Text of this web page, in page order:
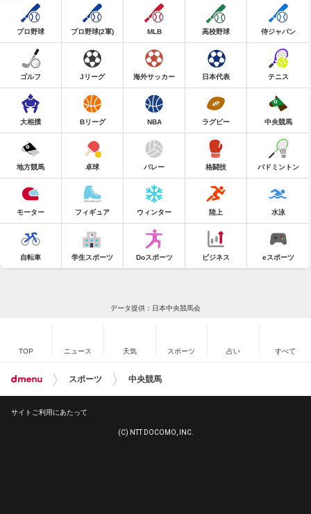
プロ野球 プロ野球(2軍) MLB 高校野球 侍ジャパン
ゴルフ Jリーグ 海外サッカー 日本代表 テニス
大相撲 Bリーグ NBA ラグビー 中央競馬
地方競馬 卓球 バレー 格闘技 バドミントン
モーター フィギュア ウィンター 陸上 水泳
自転車 学生スポーツ Doスポーツ ビジネス eスポーツ
データ提供：日本中央競馬会
TOP ニュース 天気 スポーツ 占い すべて
スポーツ 中央競馬
サイトご利用にあたって
(C) NTT DOCOMO, INC.